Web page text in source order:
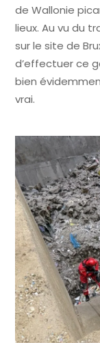
de Wallonie
lieux. Au vu du
sur le site de
d’effectuer ce
bien
vrai.